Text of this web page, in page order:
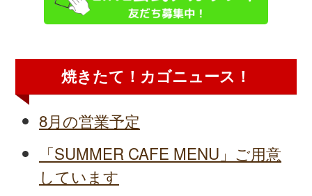
焼きたて！カゴニュース！
8月の営業予定
「SUMMER CAFE MENU」ご用意
しています